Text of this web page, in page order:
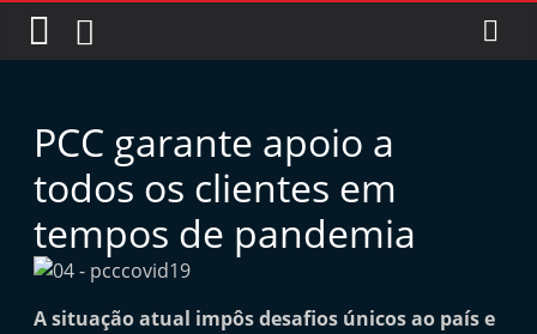
Oficinas
o
r
a
PCC garante apoio a
todos os clientes em
tempos de pandemia
A situação atual impôs desafios únicos ao país e